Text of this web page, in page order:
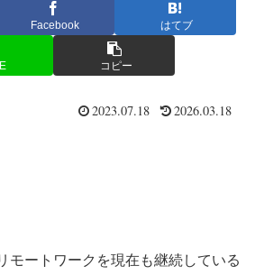
Facebook はてブ
コピー
2023.07.18 2026.03.18
モートワークを現在も継続している